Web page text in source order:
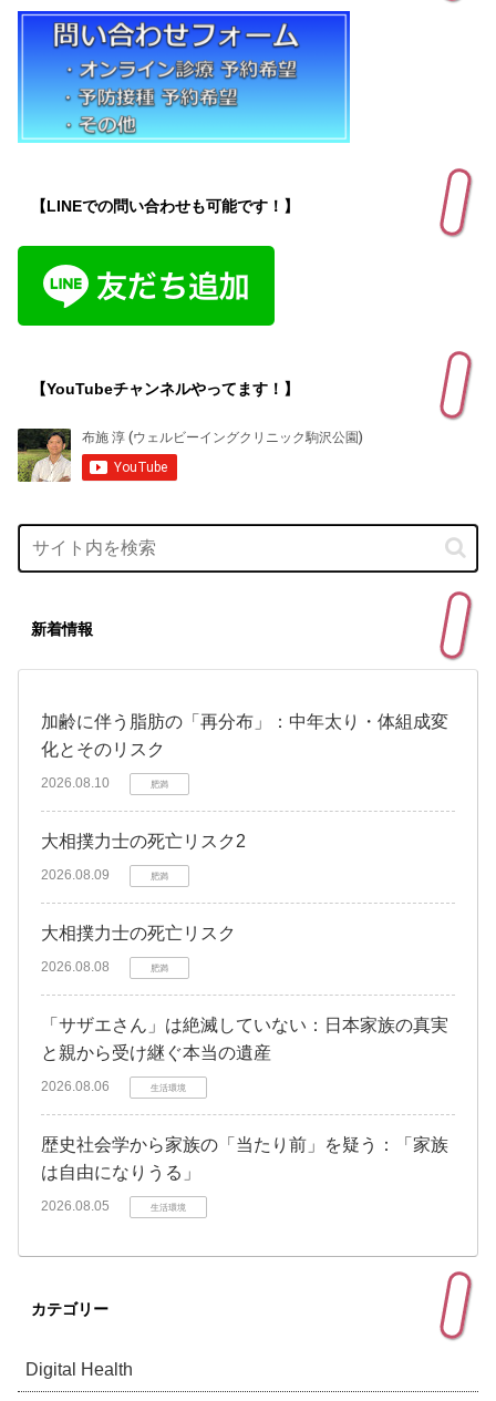
【LINEでの問い合わせも可能です！】
【YouTubeチャンネルやってます！】
新着情報
加齢に伴う脂肪の「再分布」：中年太り・体組成変
化とそのリスク
2026.08.10 肥満
大相撲力士の死亡リスク2
2026.08.09 肥満
大相撲力士の死亡リスク
2026.08.08 肥満
「サザエさん」は絶滅していない：日本家族の真実
と親から受け継ぐ本当の遺産
2026.08.06 生活環境
歴史社会学から家族の「当たり前」を疑う：「家族
は自由になりうる」
2026.08.05 生活環境
カテゴリー
Digital Health